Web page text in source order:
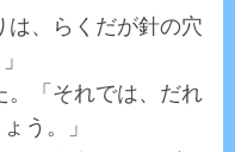
は、らくだが針の穴
。「それでは、だれ
う。」